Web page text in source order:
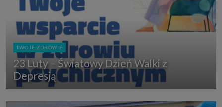
TWOJE ZDROWIE
23 Luty – Światowy Dzień Walki z
Depresją